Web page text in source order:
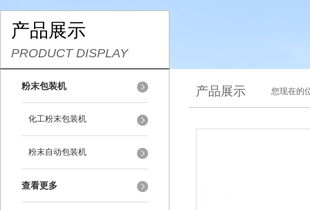
产品展示
PRODUCT DISPLAY
粉末包装机
化工粉末包装机
粉末自动包装机
查看更多
产品展示 您现在的